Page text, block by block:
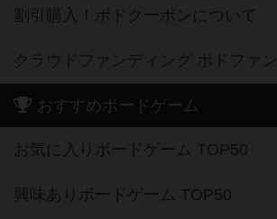
割引購入！ボドクーポンについて
クラウドファンディング ボドファン
おすすめボードゲーム
お気に入りボードゲーム TOP50
興味ありボードゲーム TOP50